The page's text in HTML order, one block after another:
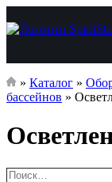
» Каталог »
бассейнов »
Поиск…